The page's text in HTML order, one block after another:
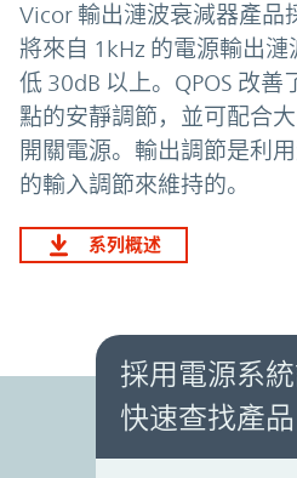
Vicor 輸出漣波衰減器產品
將來自 1kHz 的電源輸出漣
低 30dB 以上。QPOS 改
點的安靜調節，並可配合
開關電源。輸出調節是利
的輸入調節來維持的。
系列概述
Power System Designer
採用電源系
快速查找產品